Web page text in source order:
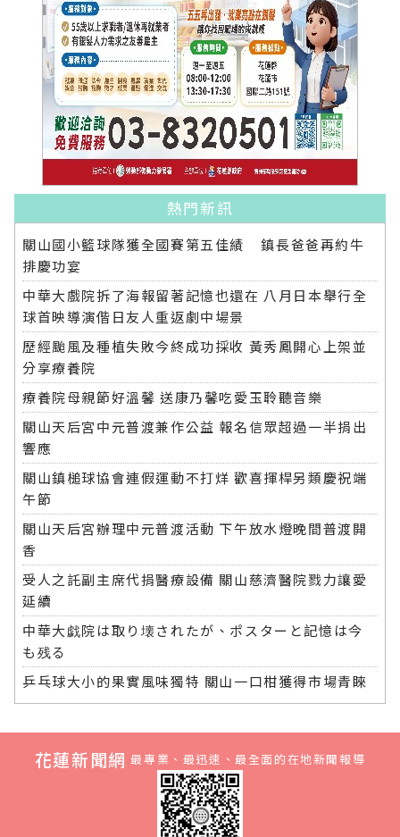
熱門新訊
關山國小籃球隊獲全國賽第五佳績 鎮長爸爸再約牛
排慶功宴
中華大戲院拆了海報留著記憶也還在 八月日本舉行全
球首映導演偕日友人重返劇中場景
歷經颱風及種植失敗今終成功採收 黃秀鳳開心上架並
分享療養院
療養院母親節好溫馨 送康乃馨吃愛玉聆聽音樂
關山天后宮中元普渡兼作公益 報名信眾超過一半捐出
響應
關山鎮槌球協會連假運動不打烊 歡喜揮桿另類慶祝端
午節
關山天后宮辦理中元普渡活動 下午放水燈晚間普渡開
香
受人之託副主席代捐醫療設備 關山慈濟醫院戮力讓愛
延續
中華大戯院は取り壊されたが、ポスターと記憶は今
も残る
乒乓球大小的果實風味獨特 關山一口柑獲得市場青睞
花蓮新聞網 最專業、最迅速、最全面的在地新聞報導